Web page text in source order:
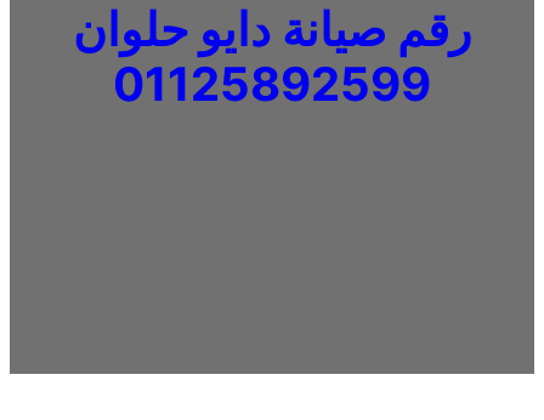
رقم صيانة دايو حلوان
01125892599